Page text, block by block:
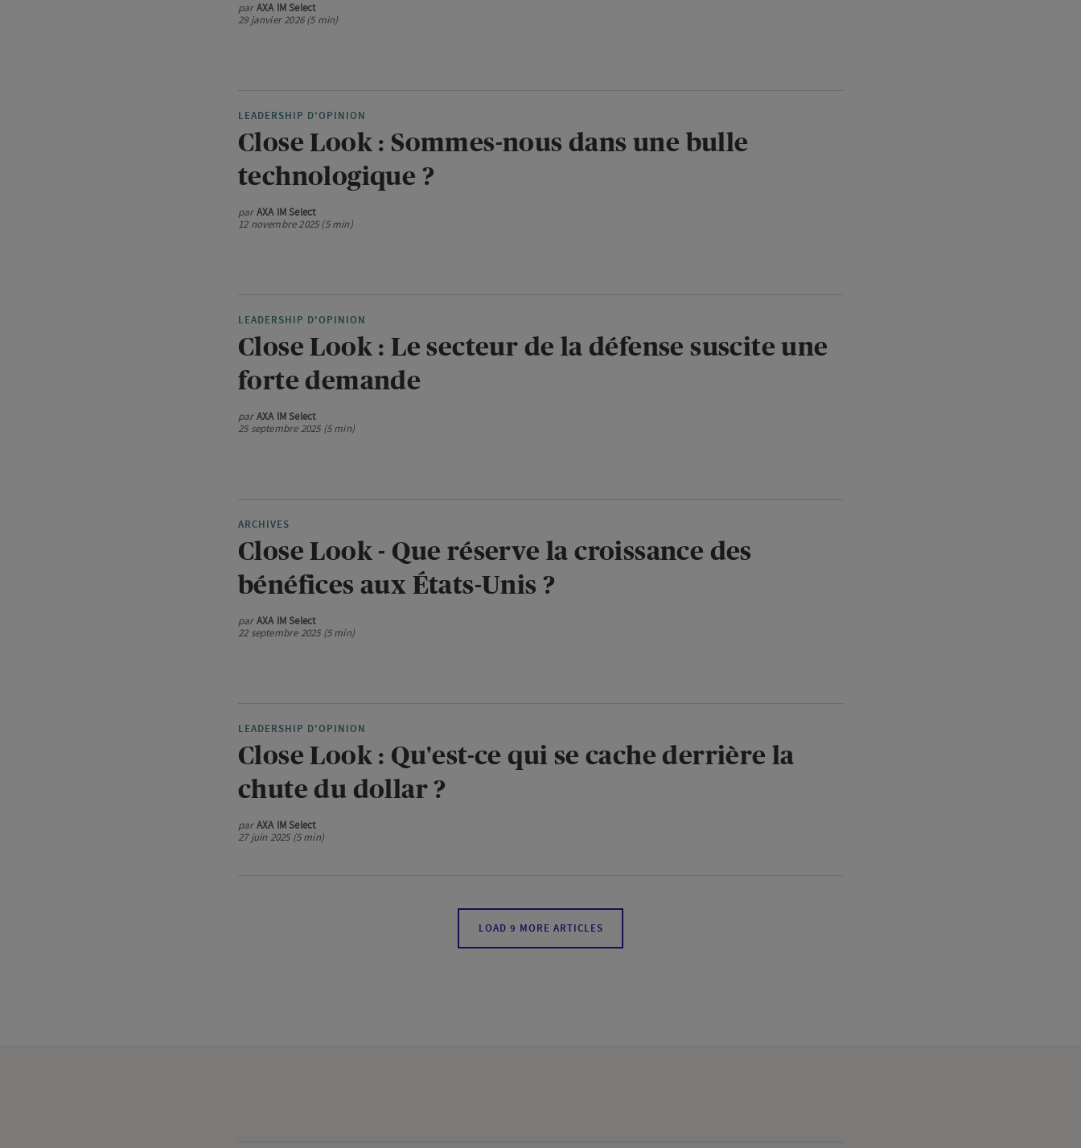
parAXA IM Select
29 janvier 2026 (5 min)
LEADERSHIP D'OPINION
Close Look : Sommes-nous dans une bulle
technologique ?
parAXA IM Select
12 novembre 2025 (5 min)
LEADERSHIP D'OPINION
Close Look : Le secteur de la défense suscite une
forte demande
parAXA IM Select
25 septembre 2025 (5 min)
ARCHIVES
Close Look - Que réserve la croissance des
bénéfices aux États-Unis ?
parAXA IM Select
22 septembre 2025 (5 min)
LEADERSHIP D'OPINION
Close Look : Qu'est-ce qui se cache derrière la
chute du dollar ?
parAXA IM Select
27 juin 2025 (5 min)
LOAD 9 MORE ARTICLES